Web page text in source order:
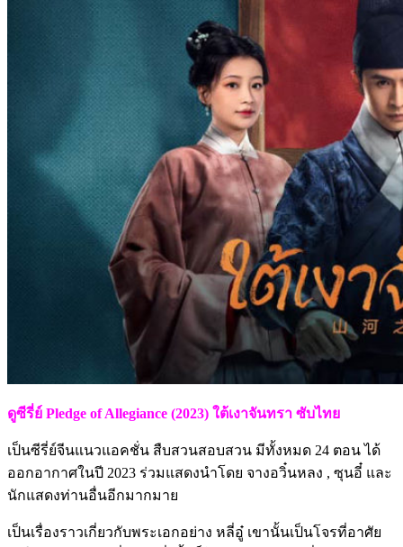
ดูซีรี่ย์ Pledge of Allegiance (2023) ใต้เงาจันทรา ซับไทย
เป็นซีรี่ย์จีนแนวแอคชั่น สืบสวนสอบสวน มีทั้งหมด 24 ตอน ได้
ออกอากาศในปี 2023 ร่วมแสดงนำโดย จางอวิ๋นหลง , ซุนอี๋ และ
นักแสดงท่านอื่นอีกมากมาย
เป็นเรื่องราวเกี่ยวกับพระเอกอย่าง หลี่อู๋ เขานั้นเป็นโจรที่อาศัย